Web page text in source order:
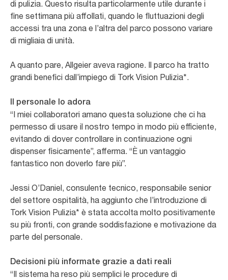
di pulizia. Questo risulta particolarmente utile durante i
fine settimana più affollati, quando le fluttuazioni degli
accessi tra una zona e l’altra del parco possono variare
di migliaia di unità.
A quanto pare, Allgeier aveva ragione. Il parco ha tratto
grandi benefici dall’impiego di Tork Vision Pulizia*.
Il personale lo adora
“I miei collaboratori amano questa soluzione che ci ha
permesso di usare il nostro tempo in modo più efficiente,
evitando di dover controllare in continuazione ogni
dispenser fisicamente”, afferma. “È un vantaggio
fantastico non doverlo fare più”.
Jessi O’Daniel, consulente tecnico, responsabile senior
del settore ospitalità, ha aggiunto che l’introduzione di
Tork Vision Pulizia* è stata accolta molto positivamente
su più fronti, con grande soddisfazione e motivazione da
parte del personale.
Decisioni più informate grazie a dati reali
“Il sistema ha reso più semplici le procedure di